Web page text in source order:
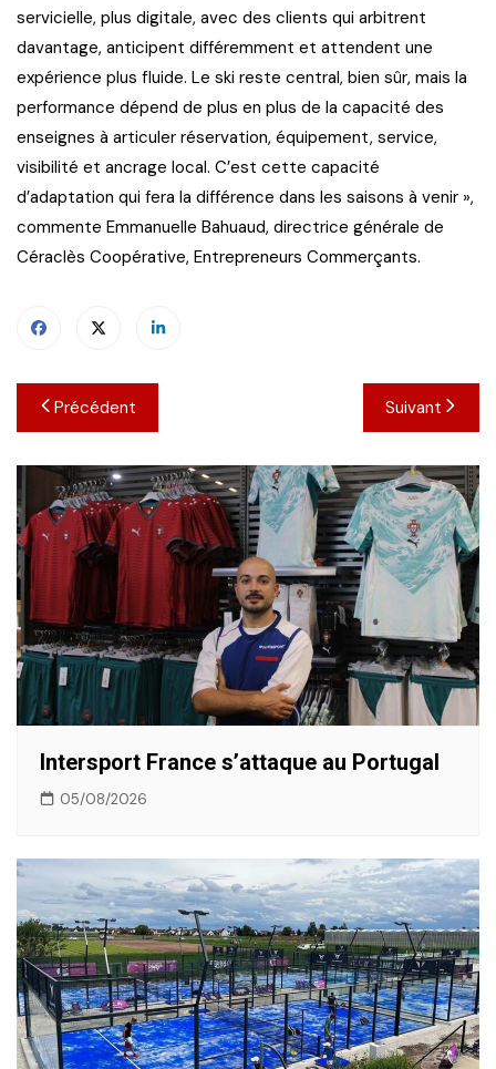
servicielle, plus digitale, avec des clients qui arbitrent
davantage, anticipent différemment et attendent une
expérience plus fluide. Le ski reste central, bien sûr, mais la
performance dépend de plus en plus de la capacité des
enseignes à articuler réservation, équipement, service,
visibilité et ancrage local. C’est cette capacité
d’adaptation qui fera la différence dans les saisons à venir »,
commente Emmanuelle Bahuaud, directrice générale de
Céraclès Coopérative, Entrepreneurs Commerçants.
Navigation
de
l’article
Précédent Suivant
Intersport France s’attaque au Portugal
05/08/2026